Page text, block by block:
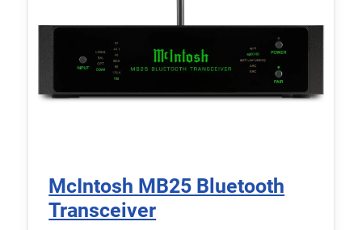
McIntosh MB25 Bluetooth
Transceiver